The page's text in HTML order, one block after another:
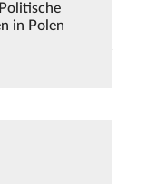
Politische
in Polen